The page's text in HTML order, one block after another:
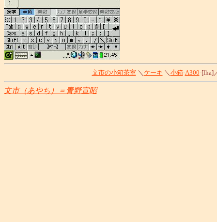
文市の小箱茶室 ＼ ケーキ ＼ 小箱-A300-[lha]
文市（あやち）＝青野宣昭